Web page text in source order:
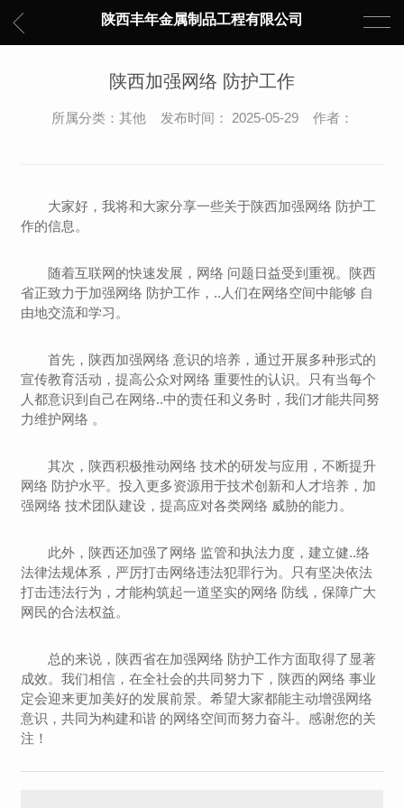
陕西丰年金属制品工程有限公司
陕西加强网络 防护工作
所属分类：其他 发布时间： 2025-05-29 作者：
大家好，我将和大家分享一些关于陕西加强网络 防护工
作的信息。
随着互联网的快速发展，网络 问题日益受到重视。陕西
省正致力于加强网络 防护工作，..人们在网络空间中能够 自
由地交流和学习。
首先，陕西加强网络 意识的培养，通过开展多种形式的
宣传教育活动，提高公众对网络 重要性的认识。只有当每个
人都意识到自己在网络..中的责任和义务时，我们才能共同努
力维护网络 。
其次，陕西积极推动网络 技术的研发与应用，不断提升
网络 防护水平。投入更多资源用于技术创新和人才培养，加
强网络 技术团队建设，提高应对各类网络 威胁的能力。
此外，陕西还加强了网络 监管和执法力度，建立健..络
法律法规体系，严厉打击网络违法犯罪行为。只有坚决依法
打击违法行为，才能构筑起一道坚实的网络 防线，保障广大
网民的合法权益。
总的来说，陕西省在加强网络 防护工作方面取得了显著
成效。我们相信，在全社会的共同努力下，陕西的网络 事业
定会迎来更加美好的发展前景。希望大家都能主动增强网络
意识，共同为构建和谐 的网络空间而努力奋斗。感谢您的关
注！